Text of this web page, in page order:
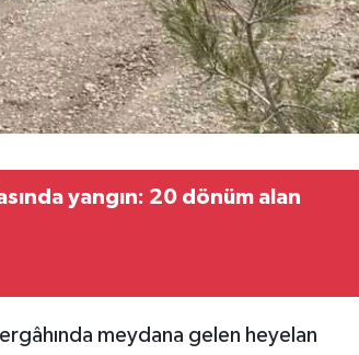
yangın: 20 dönüm alan
meydana gelen heyelan